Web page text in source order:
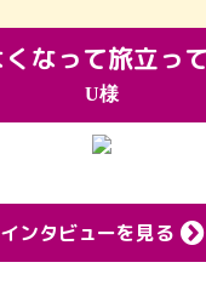
U様
インタビューを見る